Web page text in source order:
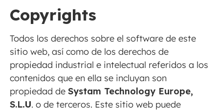
Copyrights
Todos los derechos sobre el software de este
sitio web, así como de los derechos de
propiedad industrial e intelectual referidos a los
contenidos que en ella se incluyan son
propiedad de Systam Technology Europe,
S.L.U. o de terceros. Este sitio web puede